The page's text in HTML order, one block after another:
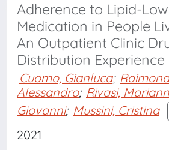
Adherence to Lipid-
Medication in People
An Outpatient Clinic
Distribution Experience
Cuomo, Gianluca;
Alessandro; Rivasi,
Giovanni; Mussini, Cristina
2021